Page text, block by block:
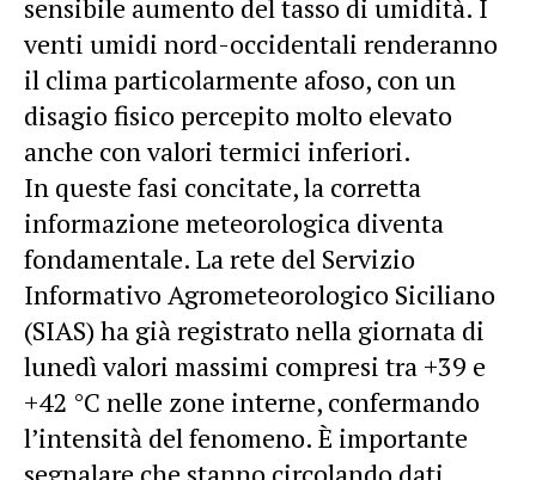
sensibile aumento del tasso di umidità. I
venti umidi nord-occidentali renderanno
il clima particolarmente afoso, con un
disagio fisico percepito molto elevato
anche con valori termici inferiori.
In queste fasi concitate, la corretta
informazione meteorologica diventa
fondamentale. La rete del Servizio
Informativo Agrometeorologico Siciliano
(SIAS) ha già registrato nella giornata di
lunedì valori massimi compresi tra +39 e
+42 °C nelle zone interne, confermando
l’intensità del fenomeno. È importante